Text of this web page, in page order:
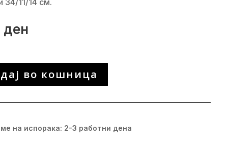
ден
во кошница
на испорака: 2-3 работни дена